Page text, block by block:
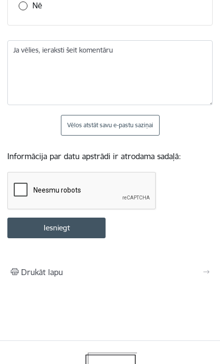
Nē
Ja vēlies, ieraksti šeit komentāru
Vēlos atstāt savu e-pastu saziņai
Informācija par datu apstrādi ir atrodama sadaļā:
Drukāt lapu